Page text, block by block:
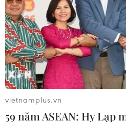
vietnamplus.vn
59 năm ASEAN: Hy Lạp